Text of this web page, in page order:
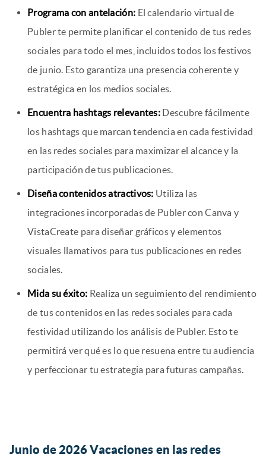
Programa con antelación: El calendario virtual de
Publer te permite planificar el contenido de tus redes
sociales para todo el mes, incluidos todos los festivos
de junio. Esto garantiza una presencia coherente y
estratégica en los medios sociales.
Encuentra hashtags relevantes: Descubre fácilmente
los hashtags que marcan tendencia en cada festividad
en las redes sociales para maximizar el alcance y la
participación de tus publicaciones.
Diseña contenidos atractivos: Utiliza las
integraciones incorporadas de Publer con Canva y
VistaCreate para diseñar gráficos y elementos
visuales llamativos para tus publicaciones en redes
sociales.
Mida su éxito: Realiza un seguimiento del rendimiento
de tus contenidos en las redes sociales para cada
festividad utilizando los análisis de Publer. Esto te
permitirá ver qué es lo que resuena entre tu audiencia
y perfeccionar tu estrategia para futuras campañas.
Junio de 2026 Vacaciones en las redes